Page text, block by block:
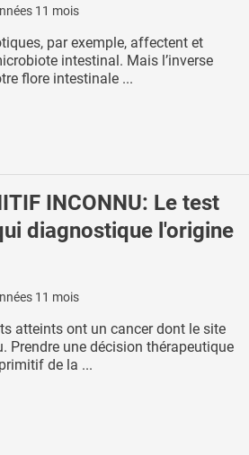
11 mois
par exemple, affectent et
intestinal. Mais l’inverse
flore intestinale ...
INCONNU: Le test
diagnostique l'origine
11 mois
atteints ont un cancer dont le site
Prendre une décision thérapeutique
de la ...